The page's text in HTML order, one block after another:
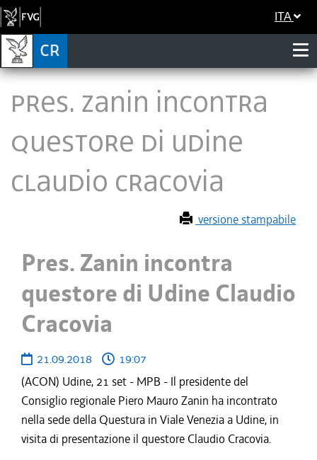
ITA
Pres. Zanin incontra
questore di Udine
Claudio Cracovia
versione stampabile
Pres. Zanin incontra
questore di Udine Claudio
Cracovia
21.09.2018
19:07
(ACON) Udine, 21 set - MPB - Il presidente del
Consiglio regionale Piero Mauro Zanin ha incontrato
nella sede della Questura in Viale Venezia a Udine, in
visita di presentazione il questore Claudio Cracovia.